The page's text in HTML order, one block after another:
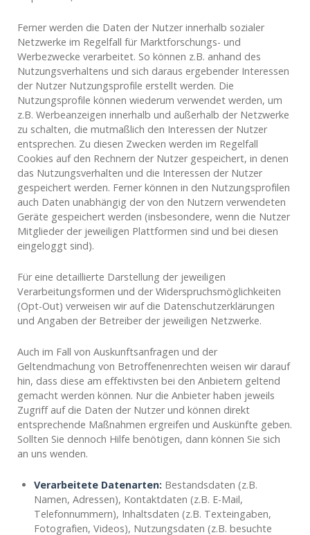
Ferner werden die Daten der Nutzer innerhalb sozialer
Netzwerke im Regelfall für Marktforschungs- und
Werbezwecke verarbeitet. So können z.B. anhand des
Nutzungsverhaltens und sich daraus ergebender Interessen
der Nutzer Nutzungsprofile erstellt werden. Die
Nutzungsprofile können wiederum verwendet werden, um
z.B. Werbeanzeigen innerhalb und außerhalb der Netzwerke
zu schalten, die mutmaßlich den Interessen der Nutzer
entsprechen. Zu diesen Zwecken werden im Regelfall
Cookies auf den Rechnern der Nutzer gespeichert, in denen
das Nutzungsverhalten und die Interessen der Nutzer
gespeichert werden. Ferner können in den Nutzungsprofilen
auch Daten unabhängig der von den Nutzern verwendeten
Geräte gespeichert werden (insbesondere, wenn die Nutzer
Mitglieder der jeweiligen Plattformen sind und bei diesen
eingeloggt sind).
Für eine detaillierte Darstellung der jeweiligen
Verarbeitungsformen und der Widerspruchsmöglichkeiten
(Opt-Out) verweisen wir auf die Datenschutzerklärungen
und Angaben der Betreiber der jeweiligen Netzwerke.
Auch im Fall von Auskunftsanfragen und der
Geltendmachung von Betroffenenrechten weisen wir darauf
hin, dass diese am effektivsten bei den Anbietern geltend
gemacht werden können. Nur die Anbieter haben jeweils
Zugriff auf die Daten der Nutzer und können direkt
entsprechende Maßnahmen ergreifen und Auskünfte geben.
Sollten Sie dennoch Hilfe benötigen, dann können Sie sich
an uns wenden.
Verarbeitete Datenarten: Bestandsdaten (z.B.
Namen, Adressen), Kontaktdaten (z.B. E-Mail,
Telefonnummern), Inhaltsdaten (z.B. Texteingaben,
Fotografien, Videos), Nutzungsdaten (z.B. besuchte